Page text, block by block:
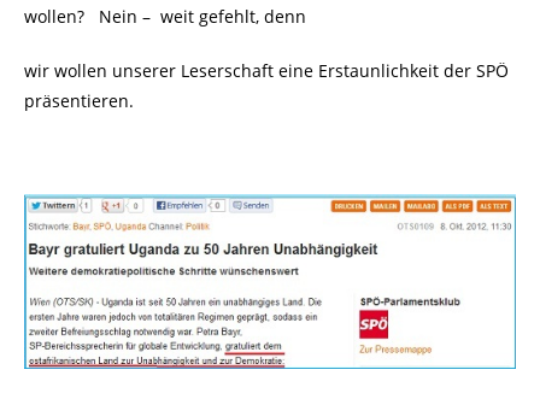
wollen? Nein – weit gefehlt, denn
wir wollen unserer Leserschaft eine Erstaunlichkeit der SPÖ
präsentieren.